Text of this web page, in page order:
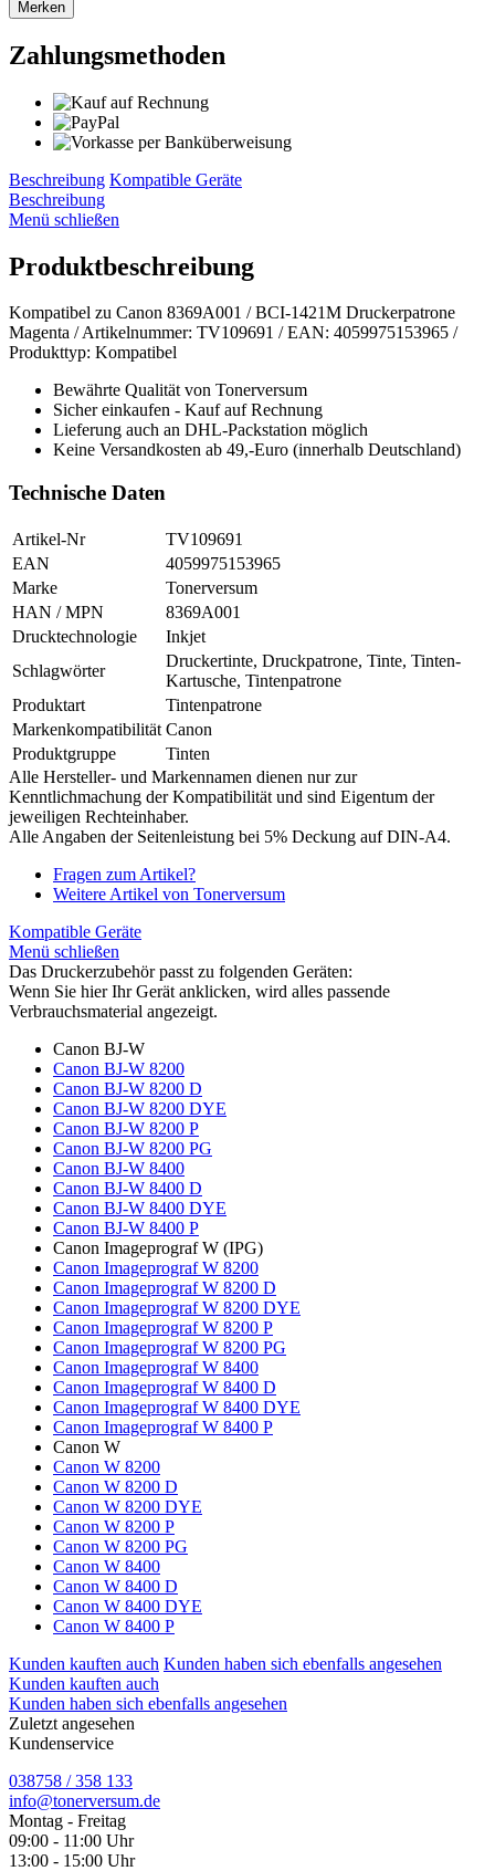
Merken
Zahlungsmethoden
Beschreibung Kompatible Geräte
Beschreibung
Menü schließen
Produktbeschreibung
Kompatibel zu Canon 8369A001 / BCI-1421M Druckerpatrone
Magenta / Artikelnummer: TV109691 / EAN: 4059975153965 /
Produkttyp: Kompatibel
Bewährte Qualität von Tonerversum
Sicher einkaufen - Kauf auf Rechnung
Lieferung auch an DHL-Packstation möglich
Keine Versandkosten ab 49,-Euro (innerhalb Deutschland)
Technische Daten
Artikel-Nr
TV109691
EAN
4059975153965
Marke
Tonerversum
HAN / MPN
8369A001
Drucktechnologie
Inkjet
Schlagwörter
Druckertinte, Druckpatrone, Tinte, Tinten-
Kartusche, Tintenpatrone
Produktart
Tintenpatrone
Markenkompatibilität Canon
Produktgruppe
Tinten
Alle Hersteller- und Markennamen dienen nur zur
Kenntlichmachung der Kompatibilität und sind Eigentum der
jeweiligen Rechteinhaber.
Alle Angaben der Seitenleistung bei 5% Deckung auf DIN-A4.
Fragen zum Artikel?
Weitere Artikel von Tonerversum
Kompatible Geräte
Menü schließen
Das Druckerzubehör passt zu folgenden Geräten:
Wenn Sie hier Ihr Gerät anklicken, wird alles passende
Verbrauchsmaterial angezeigt.
Canon BJ-W
Canon BJ-W 8200
Canon BJ-W 8200 D
Canon BJ-W 8200 DYE
Canon BJ-W 8200 P
Canon BJ-W 8200 PG
Canon BJ-W 8400
Canon BJ-W 8400 D
Canon BJ-W 8400 DYE
Canon BJ-W 8400 P
Canon Imageprograf W (IPG)
Canon Imageprograf W 8200
Canon Imageprograf W 8200 D
Canon Imageprograf W 8200 DYE
Canon Imageprograf W 8200 P
Canon Imageprograf W 8200 PG
Canon Imageprograf W 8400
Canon Imageprograf W 8400 D
Canon Imageprograf W 8400 DYE
Canon Imageprograf W 8400 P
Canon W
Canon W 8200
Canon W 8200 D
Canon W 8200 DYE
Canon W 8200 P
Canon W 8200 PG
Canon W 8400
Canon W 8400 D
Canon W 8400 DYE
Canon W 8400 P
Kunden kauften auch Kunden haben sich ebenfalls angesehen
Kunden kauften auch
Kunden haben sich ebenfalls angesehen
Zuletzt angesehen
Kundenservice
038758 / 358 133
info@tonerversum.de
Montag - Freitag
09:00 - 11:00 Uhr
13:00 - 15:00 Uhr